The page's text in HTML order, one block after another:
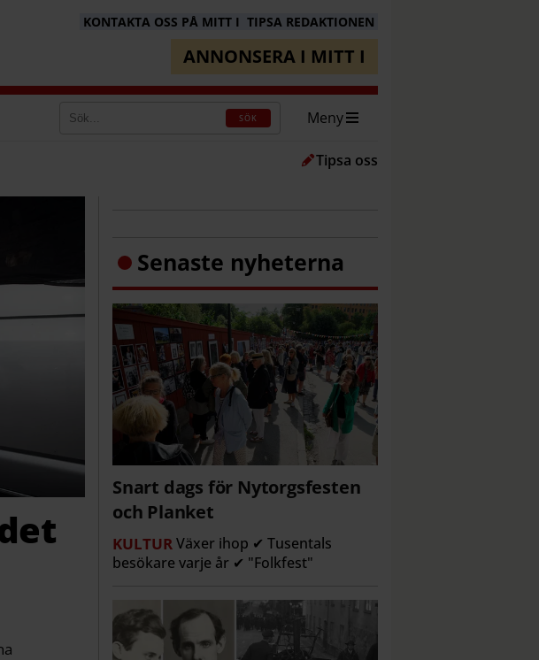
KONTAKTA OSS PÅ MITT I TIPSA REDAKTIONEN
ANNONSERA I MITT I
SÖK Meny
Tipsa oss
Senaste nyheterna
Snart dags för Nytorgsfesten
och Planket
KULTUR Växer ihop ✔ Tusentals
besökare varje år ✔ "Folkfest"